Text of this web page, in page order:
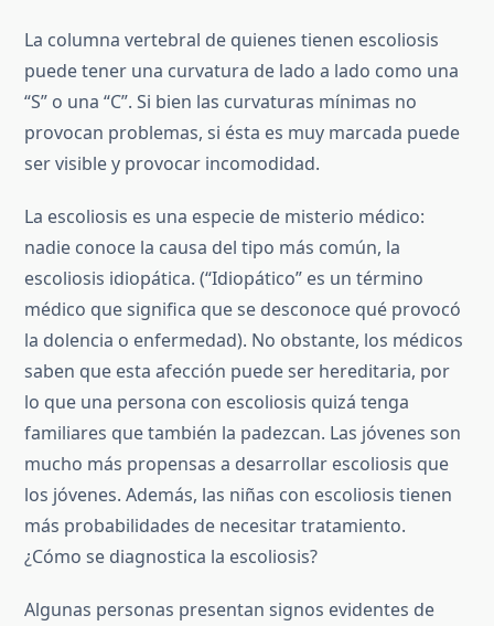
La columna vertebral de quienes tienen escoliosis
puede tener una curvatura de lado a lado como una
“S” o una “C”. Si bien las curvaturas mínimas no
provocan problemas, si ésta es muy marcada puede
ser visible y provocar incomodidad.
La escoliosis es una especie de misterio médico:
nadie conoce la causa del tipo más común, la
escoliosis idiopática. (“Idiopático” es un término
médico que significa que se desconoce qué provocó
la dolencia o enfermedad). No obstante, los médicos
saben que esta afección puede ser hereditaria, por
lo que una persona con escoliosis quizá tenga
familiares que también la padezcan. Las jóvenes son
mucho más propensas a desarrollar escoliosis que
los jóvenes. Además, las niñas con escoliosis tienen
más probabilidades de necesitar tratamiento.
¿Cómo se diagnostica la escoliosis?
Algunas personas presentan signos evidentes de